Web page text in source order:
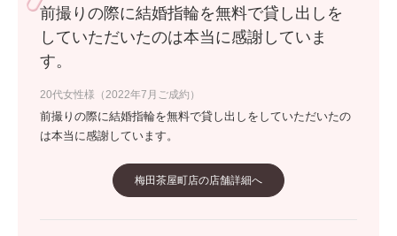
前撮りの際に結婚指輪を無料で貸し出しを
していただいたのは本当に感謝していま
す。
20代女性様（2022年7月ご成約）
前撮りの際に結婚指輪を無料で貸し出しをしていただいたの
は本当に感謝しています。
梅田茶屋町店の店舗詳細へ